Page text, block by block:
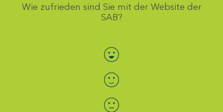
Wie zufrieden sind Sie mit der Website der
SAB?
Bewertung auswählen